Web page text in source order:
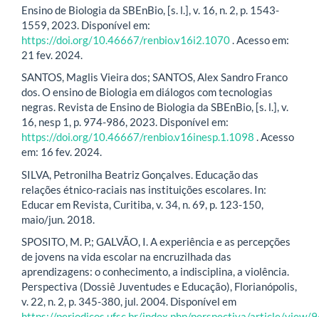
Ensino de Biologia da SBEnBio, [s. l.], v. 16, n. 2, p. 1543-
1559, 2023. Disponível em:
https://doi.org/10.46667/renbio.v16i2.1070. Acesso em:
21 fev. 2024.
SANTOS, Maglis Vieira dos; SANTOS, Alex Sandro Franco
dos. O ensino de Biologia em diálogos com tecnologias
negras. Revista de Ensino de Biologia da SBEnBio, [s. l.], v.
16, nesp 1, p. 974-986, 2023. Disponível em:
https://doi.org/10.46667/renbio.v16inesp.1.1098 . Acesso
em: 16 fev. 2024.
SILVA, Petronilha Beatriz Gonçalves. Educação das
relações étnico-raciais nas instituições escolares. In:
Educar em Revista, Curitiba, v. 34, n. 69, p. 123-150,
maio/jun. 2018.
SPOSITO, M. P.; GALVÃO, I. A experiência e as percepções
de jovens na vida escolar na encruzilhada das
aprendizagens: o conhecimento, a indisciplina, a violência.
Perspectiva (Dossiê Juventudes e Educação), Florianópolis,
v. 22, n. 2, p. 345-380, jul. 2004. Disponível em